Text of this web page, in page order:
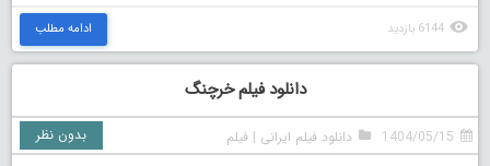
6144 بازدید ادامه مطلب
دانلود فیلم خرچنگ
1404/05/15 دانلود فیلم ایرانی |فیلم بدون نظر